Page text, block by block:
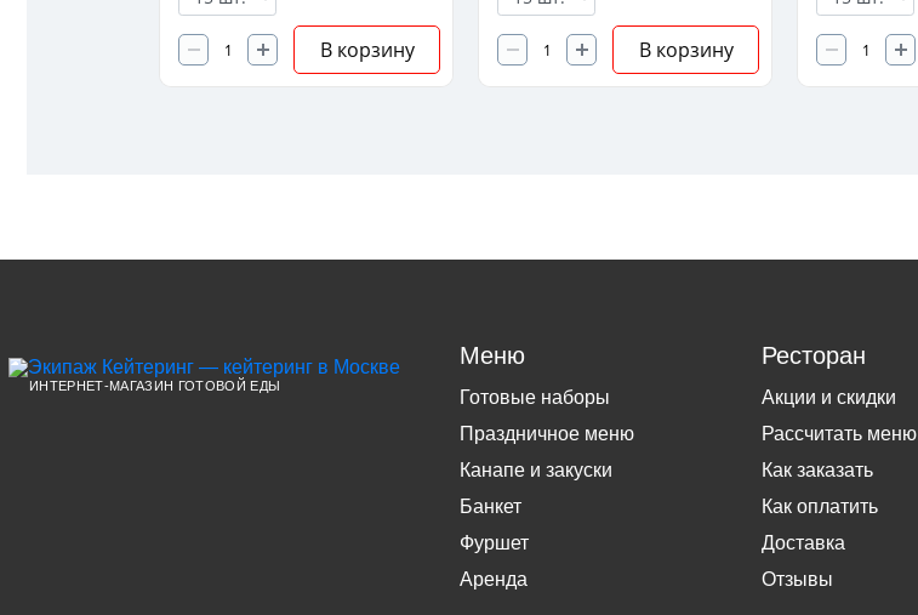
В корзину В корзину
ИНТЕРНЕТ-МАГАЗИН ГОТОВОЙ ЕДЫ
Меню
Готовые наборы
Праздничное меню
Канапе и закуски
Банкет
Фуршет
Аренда
Ресторан
Акции и скидки
Рассчитать меню
Как заказать
Как оплатить
Доставка
Отзывы